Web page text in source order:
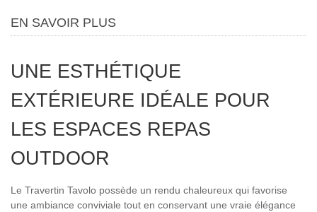
EN SAVOIR PLUS
UNE ESTHÉTIQUE
EXTÉRIEURE IDÉALE POUR
LES ESPACES REPAS
OUTDOOR
Le Travertin Tavolo possède un rendu chaleureux qui favorise
une ambiance conviviale tout en conservant une vraie élégance